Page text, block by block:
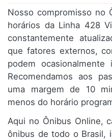
Nosso compromisso no
horários da Linha 428
constantemente
que fatores externos,
podem ocasionalmente
Recomendamos aos
uma margem de 10
menos do horário
Aqui no Ônibus Online,
ônibus de todo o Brasil,